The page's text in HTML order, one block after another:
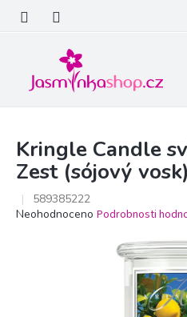
obsah
Kringle Candle
Zest (sójový
589385222
Průměrné
Neohodnoceno Podrobnosti